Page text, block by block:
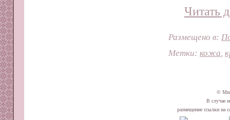
Читать
Размещено в:
Метки: кожа,
©
В случае
размещение ссылки на